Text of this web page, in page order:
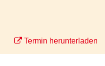
Termin herunterladen